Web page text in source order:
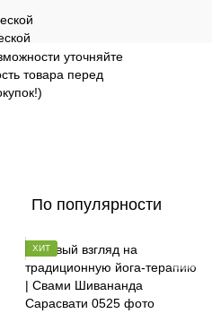
уточняйте
товара перед
По популярности
ХИТ